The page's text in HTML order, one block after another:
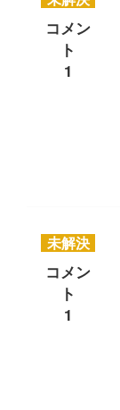
コメン
ト
1
未解決
コメン
ト
1